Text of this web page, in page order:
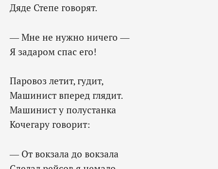
Дяде Степе говорят.
— Мне не нужно ничего —
Я задаром спас его!
Паровоз летит, гудит,
Машинист вперед глядит.
Машинист у полустанка
Кочегару говорит:
— От вокзала до вокзала